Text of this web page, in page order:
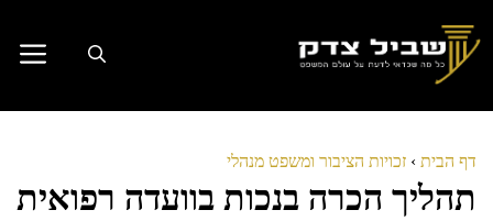
לתוכן
דף הבית › זכויות הציבור ומשפט מנהלי
תהליך הכרה בנכות בוועדה רפואית